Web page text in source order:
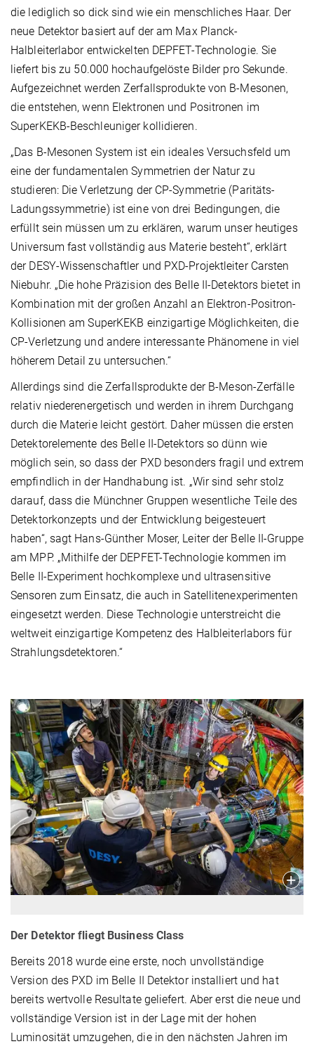
die lediglich so dick sind wie ein menschliches Haar. Der
neue Detektor basiert auf der am Max Planck-
Halbleiterlabor entwickelten DEPFET-Technologie. Sie
liefert bis zu 50.000 hochaufgelöste Bilder pro Sekunde.
Aufgezeichnet werden Zerfallsprodukte von B-Mesonen,
die entstehen, wenn Elektronen und Positronen im
SuperKEKB-Beschleuniger kollidieren.
„Das B-Mesonen System ist ein ideales Versuchsfeld um
eine der fundamentalen Symmetrien der Natur zu
studieren: Die Verletzung der CP-Symmetrie (Paritäts-
Ladungssymmetrie) ist eine von drei Bedingungen, die
erfüllt sein müssen um zu erklären, warum unser heutiges
Universum fast vollständig aus Materie besteht“, erklärt
der DESY-Wissenschaftler und PXD-Projektleiter Carsten
Niebuhr. „Die hohe Präzision des Belle II-Detektors bietet in
Kombination mit der großen Anzahl an Elektron-Positron-
Kollisionen am SuperKEKB einzigartige Möglichkeiten, die
CP-Verletzung und andere interessante Phänomene in viel
höherem Detail zu untersuchen.“
Allerdings sind die Zerfallsprodukte der B-Meson-Zerfälle
relativ niederenergetisch und werden in ihrem Durchgang
durch die Materie leicht gestört. Daher müssen die ersten
Detektorelemente des Belle II-Detektors so dünn wie
möglich sein, so dass der PXD besonders fragil und extrem
empfindlich in der Handhabung ist. „Wir sind sehr stolz
darauf, dass die Münchner Gruppen wesentliche Teile des
Detektorkonzepts und der Entwicklung beigesteuert
haben“, sagt Hans-Günther Moser, Leiter der Belle II-Gruppe
am MPP. „Mithilfe der DEPFET-Technologie kommen im
Belle II-Experiment hochkomplexe und ultrasensitive
Sensoren zum Einsatz, die auch in Satellitenexperimenten
eingesetzt werden. Diese Technologie unterstreicht die
weltweit einzigartige Kompetenz des Halbleiterlabors für
Strahlungsdetektoren.“
Der Detektor fliegt Business Class
Bereits 2018 wurde eine erste, noch unvollständige
Version des PXD im Belle II Detektor installiert und hat
bereits wertvolle Resultate geliefert. Aber erst die neue und
vollständige Version ist in der Lage mit der hohen
Luminosität umzugehen, die in den nächsten Jahren im